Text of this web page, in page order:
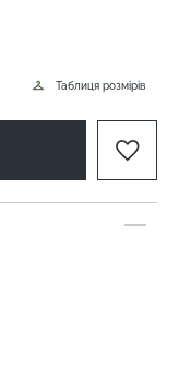
Таблиця розмірів